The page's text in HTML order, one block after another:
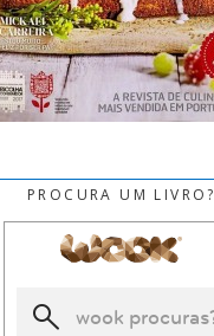
PROCURA UM LIVRO?